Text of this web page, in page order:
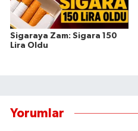
Sigaraya Zam: Sigara 150
Lira Oldu
Yorumlar